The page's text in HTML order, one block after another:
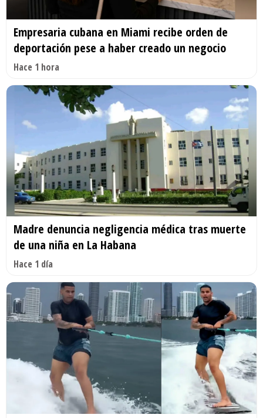
Empresaria cubana en Miami recibe orden de
deportación pese a haber creado un negocio
Hace 1 hora
Madre denuncia negligencia médica tras muerte
de una niña en La Habana
Hace 1 día